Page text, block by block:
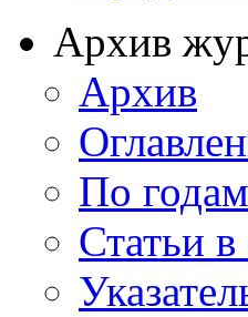
Архив
Архив
По
Статьи